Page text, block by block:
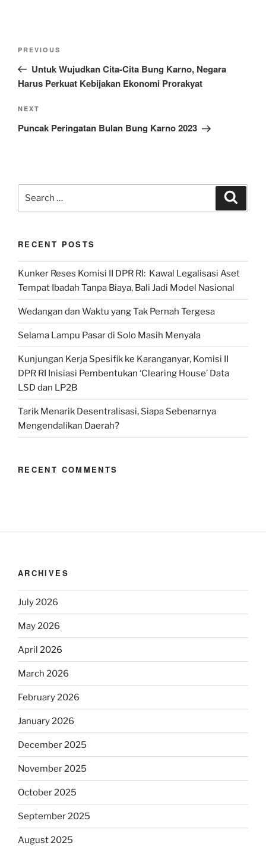
Previous
Post
PREVIOUS
Untuk Wujudkan Cita-Cita Bung Karno, Negara
Harus Perkuat Kebijakan Ekonomi Prorakyat
Next
Post
NEXT
Puncak Peringatan Bulan Bung Karno 2023
Search
for:
RECENT POSTS
Kunker Reses Komisi II DPR RI: Kawal Legalisasi Aset
Tempat Ibadah Tanpa Biaya, Bali Jadi Model Nasional
Wedangan dan Waktu yang Tak Pernah Tergesa
Selama Lampu Pasar di Solo Masih Menyala
Kunjungan Kerja Spesifik ke Karanganyar, Komisi II
DPR RI Inisiasi Pembentukan ‘Clearing House’ Data
LSD dan LP2B
Tarik Menarik Desentralisasi, Siapa Sebenarnya
Mengendalikan Daerah?
RECENT COMMENTS
ARCHIVES
July 2026
May 2026
April 2026
March 2026
February 2026
January 2026
December 2025
November 2025
October 2025
September 2025
August 2025